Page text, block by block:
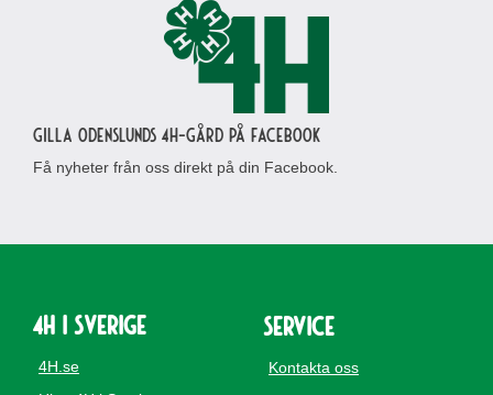
Gilla Odenslunds 4H-gård på Facebook
Få nyheter från oss direkt på din Facebook.
4H i Sverige
4H.se
Service
Kontakta oss